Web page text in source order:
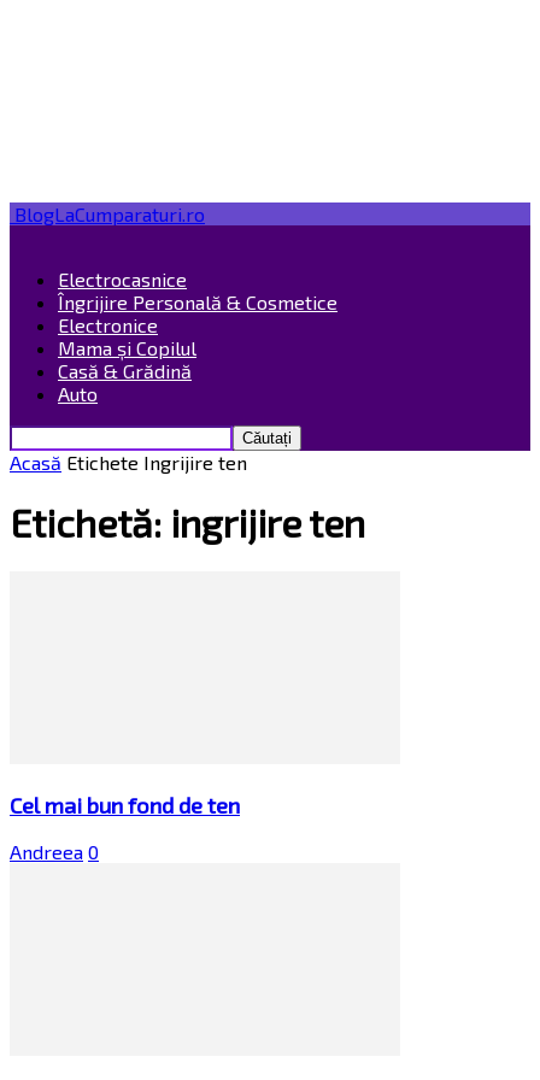
BlogLaCumparaturi.ro
Electrocasnice
Îngrijire Personală & Cosmetice
Electronice
Mama și Copilul
Casă & Grădină
Auto
Acasă Etichete Ingrijire ten
Etichetă: ingrijire ten
Cel mai bun fond de ten
Andreea 0